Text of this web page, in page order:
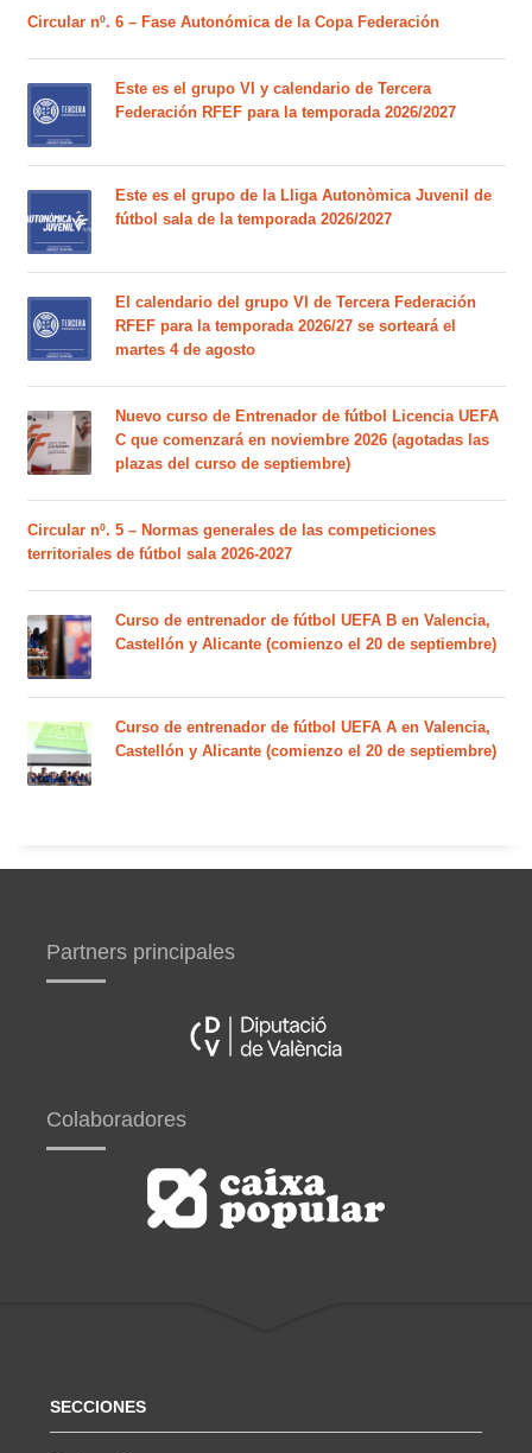
Circular nº. 6 – Fase Autonómica de la Copa Federación
Este es el grupo VI y calendario de Tercera
Federación RFEF para la temporada 2026/2027
Este es el grupo de la Lliga Autonòmica Juvenil de
fútbol sala de la temporada 2026/2027
El calendario del grupo VI de Tercera Federación
RFEF para la temporada 2026/27 se sorteará el
martes 4 de agosto
Nuevo curso de Entrenador de fútbol Licencia UEFA
C que comenzará en noviembre 2026 (agotadas las
plazas del curso de septiembre)
Circular nº. 5 – Normas generales de las competiciones
territoriales de fútbol sala 2026-2027
Curso de entrenador de fútbol UEFA B en Valencia,
Castellón y Alicante (comienzo el 20 de septiembre)
Curso de entrenador de fútbol UEFA A en Valencia,
Castellón y Alicante (comienzo el 20 de septiembre)
Partners principales
Colaboradores
SECCIONES